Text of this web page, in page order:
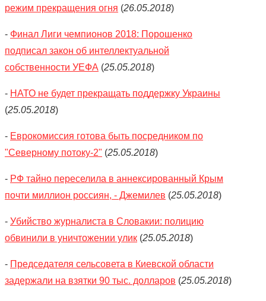
режим прекращения огня (26.05.2018)
- Финал Лиги чемпионов 2018: Порошенко
подписал закон об интеллектуальной
собственности УЕФА (25.05.2018)
- НАТО не будет прекращать поддержку Украины
(25.05.2018)
- Еврокомиссия готова быть посредником по
"Северному потоку-2" (25.05.2018)
- РФ тайно переселила в аннексированный Крым
почти миллион россиян, - Джемилев (25.05.2018)
- Убийство журналиста в Словакии: полицию
обвинили в уничтожении улик (25.05.2018)
- Председателя сельсовета в Киевской области
задержали на взятки 90 тыс. долларов (25.05.2018)